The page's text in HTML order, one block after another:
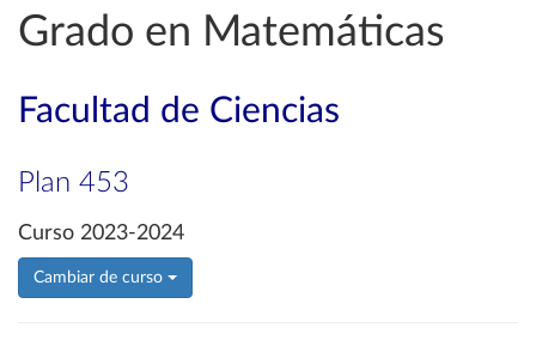
Grado en Matemáticas
Facultad de Ciencias
Plan 453
Curso 2023-2024
Cambiar de curso